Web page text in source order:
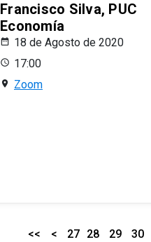
Francisco Silva, PUC
Economía
18 de Agosto de 2020
17:00
Zoom
<< < 27 28 29 30